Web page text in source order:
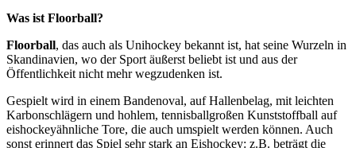
Was ist Floorball?
Floorball, das auch als Unihockey bekannt ist, hat seine Wurzeln in
Skandinavien, wo der Sport äußerst beliebt ist und aus der
Öffentlichkeit nicht mehr wegzudenken ist.
Gespielt wird in einem Bandenoval, auf Hallenbelag, mit leichten
Karbonschlägern und hohlem, tennisballgroßen Kunststoffball auf
eishockeyähnliche Tore, die auch umspielt werden können. Auch
sonst erinnert das Spiel sehr stark an Eishockey: z.B. beträgt die